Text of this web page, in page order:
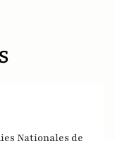
Nationales de